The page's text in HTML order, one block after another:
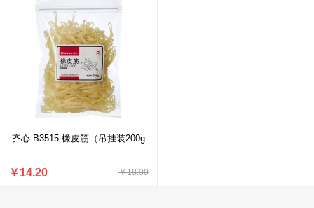
齐心 B3515 橡皮筋（吊挂装200g
￥18.00
￥14.20